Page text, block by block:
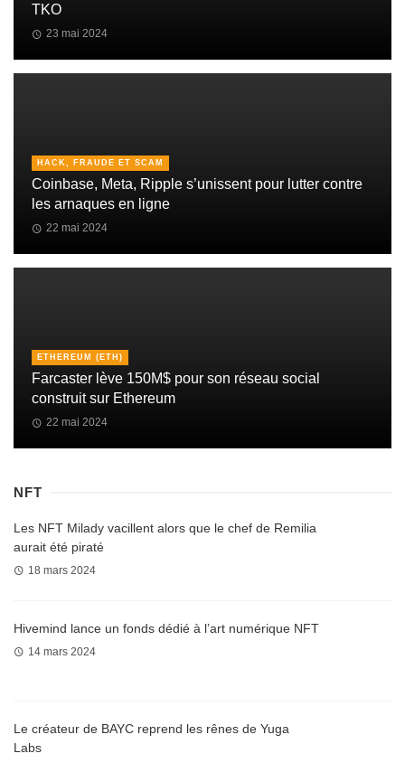
TKO
23 mai 2024
HACK, FRAUDE ET SCAM
Coinbase, Meta, Ripple s’unissent pour lutter contre
les arnaques en ligne
22 mai 2024
ETHEREUM (ETH)
Farcaster lève 150M$ pour son réseau social
construit sur Ethereum
22 mai 2024
NFT
Les NFT Milady vacillent alors que le chef de Remilia
aurait été piraté
18 mars 2024
Hivemind lance un fonds dédié à l’art numérique NFT
14 mars 2024
Le créateur de BAYC reprend les rênes de Yuga
Labs